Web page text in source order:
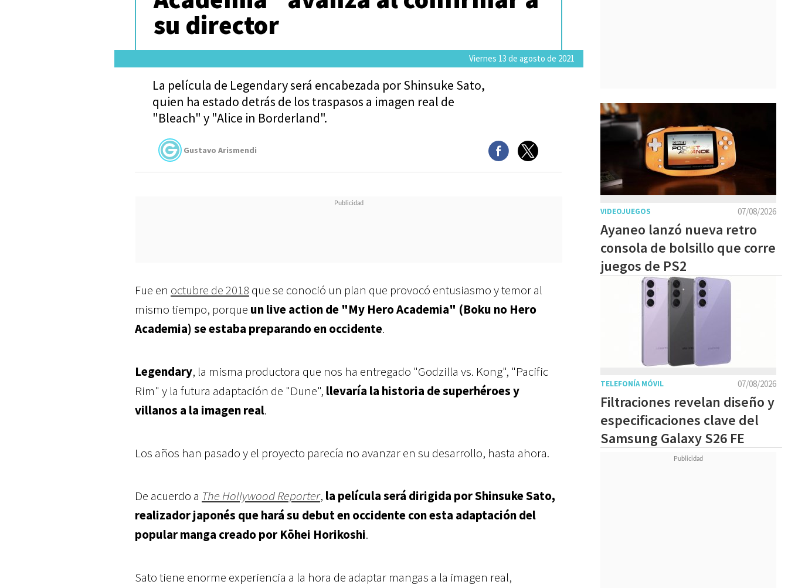
su director
Viernes 13 de agosto de 2021
La película de Legendary será encabezada por Shinsuke Sato,
quien ha estado detrás de los traspasos a imagen real de
"Bleach" y "Alice in Borderland".
Gustavo Arismendi
Fue en octubre de 2018 que se conoció un plan que provocó entusiasmo y temor al
mismo tiempo, porque un live action de "My Hero Academia" (Boku no Hero
Academia) se estaba preparando en occidente.
Legendary, la misma productora que nos ha entregado "Godzilla vs. Kong", "Pacific
Rim" y la futura adaptación de "Dune", llevaría la historia de superhéroes y
villanos a la imagen real.
Los años han pasado y el proyecto parecía no avanzar en su desarrollo, hasta ahora.
De acuerdo a The Hollywood Reporter, la película será dirigida por Shinsuke Sato,
realizador japonés que hará su debut en occidente con esta adaptación del
popular manga creado por Kōhei Horikoshi.
Sato tiene enorme experiencia a la hora de adaptar mangas a la imagen real,
07/08/2026
VIDEOJUEGOS
Ayaneo lanzó nueva retro
consola de bolsillo que corre
juegos de PS2
07/08/2026
TELEFONÍA MÓVIL
Filtraciones revelan diseño y
especificaciones clave del
Samsung Galaxy S26 FE